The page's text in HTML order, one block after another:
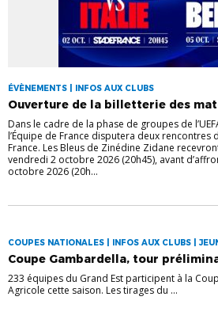
ÉVÈNEMENTS | INFOS AUX CLUBS
Ouverture de la billetterie des
Dans le cadre de la phase de groupes de
l’Équipe de France disputera deux rencontres
France. Les Bleus de Zinédine Zidane
vendredi 2 octobre 2026 (20h45), avant
octobre 2026 (20h...
COUPES NATIONALES | INFOS AUX CLUBS |
Coupe Gambardella, tour
233 équipes du Grand Est participent à la
Agricole cette saison. Les tirages du ...